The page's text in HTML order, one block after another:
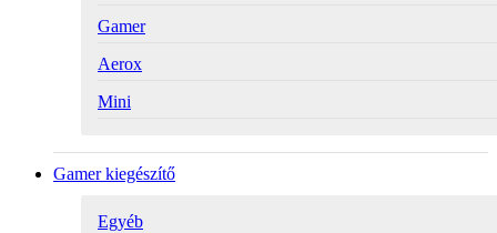
Gamer
Aerox
Mini
Gamer kiegészítő
Egyéb